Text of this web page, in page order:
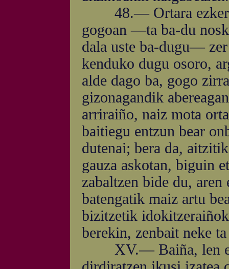
48.— Ortara ezkero,
gogoan —ta ba-du
dala uste ba-dugu—
kenduko dugu osoro,
alde dago ba, gogo
gizonagandik
arriraiño, naiz mota
baitiegu entzun bear
dutenai; bera da,
gauza askotan, biguin
zabaltzen bide du,
batengatik maiz artu
bizitzetik
berekin, zenbait neke
XV.— Baiña, len